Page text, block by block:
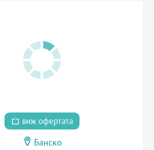
виж офертата
Банско